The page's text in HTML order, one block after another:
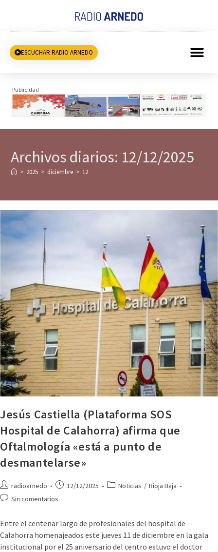
ESCUCHAR RADIO ARNEDO
Publicidad
Archivos diarios: 12/12/2025
> 2025 > diciembre > 12
Jesús Castiella (Plataforma SOS
Hospital de Calahorra) afirma que
Oftalmología «está a punto de
desmantelarse»
radioarnedo 12/12/2025 Noticias / Rioja Baja
Sin comentarios
Entre el centenar largo de profesionales del hospital de
Calahorra homenajeados este jueves 11 de diciembre en la gala
institucional por el 25 aniversario del centro estuvo el doctor